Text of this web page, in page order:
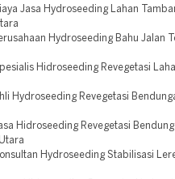
Jasa Hydroseeding Lahan
Hydroseeding Bahu Jalan
Hidroseeding Revegetasi
Hydroseeding Revegetasi
Hidroseeding Revegetasi
Hydroseeding Stabilisasi